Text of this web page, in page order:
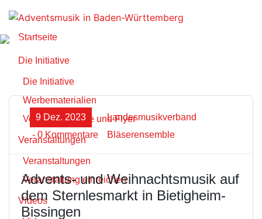
Inhalt
springenStartseite
Die Initiative
Die Initiative
Werbematerialien
Vorlagen Plakate und Flyer
Veranstaltungen
Veranstaltungen
Veranstaltung einreichen
Videos
9 Dez. 2023
Landesmusikverband
- 0 Kommentare
Bläserensemble
Advents- und Weihnachtsmusik auf
dem Sternlesmarkt in Bietigheim-
Bissingen